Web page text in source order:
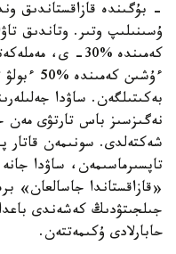
- بۇگىندە قازاقستاندىق
ۇسىنىلىپ وتىر. وتاندىق
كەمىندە %30- ى،
ءۇشىن
بەكىتىلگەن. ساۋدا
نەگىزسىز باس تارتۋى مەن
شەكتەلدى. سونىمەن قاتار
تاپسىرماسىمەن، ساۋدا جانە
«قازاقستاندا جاسالعان»
جىلجىتۋدىڭ كەشەندى
حابارلادى ۇكىمەتتەن.